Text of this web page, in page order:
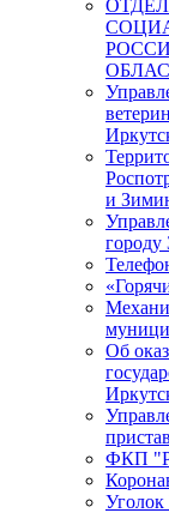
и
Об
ФКП
Уголок